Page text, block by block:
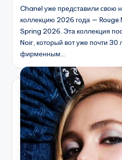
Chanel уже представили свою
коллекцию 2026 года —
Spring 2026. Эта коллекция
Noir, который вот уже почти 30
фирменным…